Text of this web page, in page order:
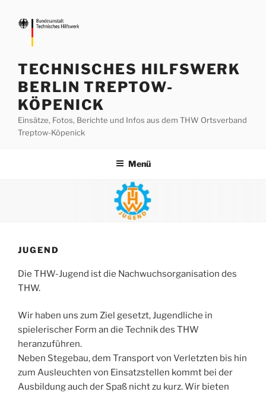
Inhalt
springen
TECHNISCHES HILFSWERK
BERLIN TREPTOW-
KÖPENICK
Einsätze, Fotos, Berichte und Infos aus dem THW Ortsverband
Treptow-Köpenick
Menü
JUGEND
Die THW-Jugend ist die Nachwuchsorganisation des
THW.
Wir haben uns zum Ziel gesetzt, Jugendliche in
spielerischer Form an die Technik des THW
heranzuführen.
Neben Stegebau, dem Transport von Verletzten bis hin
zum Ausleuchten von Einsatzstellen kommt bei der
Ausbildung auch der Spaß nicht zu kurz. Wir bieten